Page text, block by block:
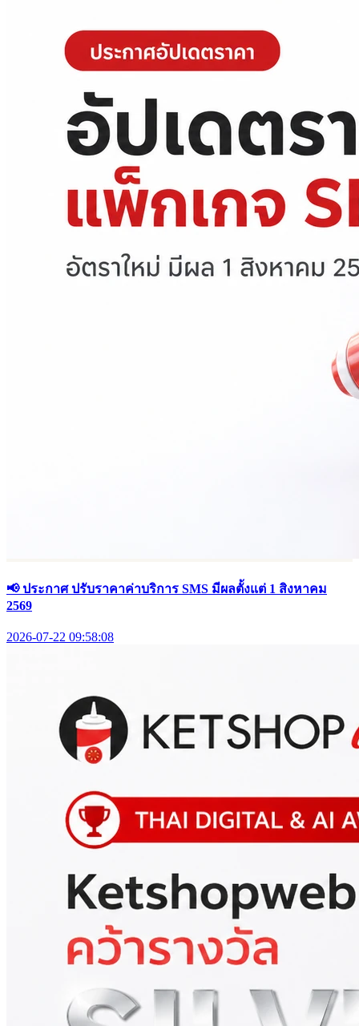
📢 ประกาศ ปรับราคาค่าบริการ SMS มีผลตั้งแต่ 1 สิงหาคม
2569
2026-07-22 09:58:08